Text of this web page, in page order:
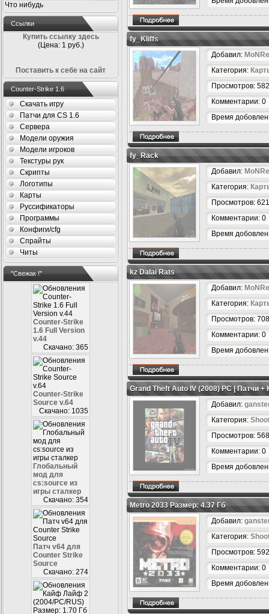
Что нибудь
Ссылки
Купить ссылку здесь
(Цена: 1 руб.)
Поставить к себе на сайт
Counter-Strike 1.6
Скачать игру
Патчи для CS 1.6
Сервера
Модели оружия
Модели игроков
Текстуры рук
Скрипты
Логотипы
Карты
Руссификаторы
Программы
Конфиги/cfg
Спрайты
Читы
"Свежак !"
Counter-Strike
1.6 Full Version
v.44
Скачано: 365
Counter-Strike
Source v.64
Скачано: 1035
Глобальный
мод для
cs:source из
игры сталкер
Скачано: 354
Патч v64 для
Counter Strike
Source
Скачано: 274
fy_Kliffs
Добавил:
Категория:
Просмотров: 582
Комментарии: 0
Время
fy_Rack
Добавил:
Категория:
Просмотров: 621
Комментарии: 0
Время
kz Dalai Rats
Добавил:
Категория:
Просмотров: 708
Комментарии: 0
Время
Grand Theft Auto IV (2008) PC | Патчи
Добавил:
Категория:
Просмотров: 568
Комментарии: 0
Время
Metro 2033 Размер: 4.37 Гб
Добавил:
Категория:
Просмотров: 592
Комментарии: 0
Время